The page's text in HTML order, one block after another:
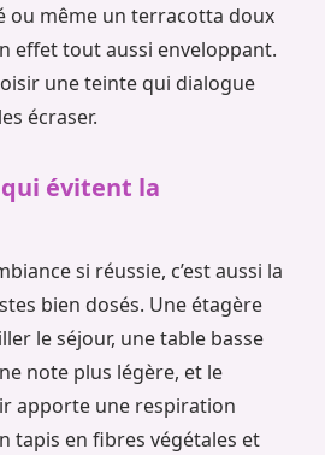
ou même un terracotta doux
effet tout aussi enveloppant.
une teinte qui dialogue
écraser.
évitent la
si réussie, c’est aussi la
bien dosés. Une étagère
le séjour, une table basse
note plus légère, et le
apporte une respiration
tapis en fibres végétales et